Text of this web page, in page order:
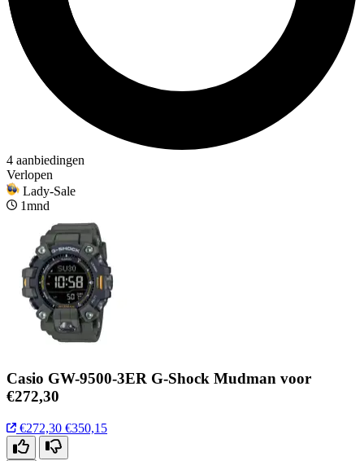
4 aanbiedingen
Verlopen
Lady-Sale
1mnd
Casio GW-9500-3ER G-Shock Mudman voor
€272,30
€272,30 €350,15